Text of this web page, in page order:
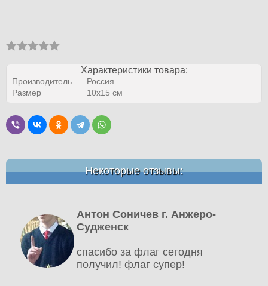
Характеристики товара:
Производитель
Россия
Размер
10х15 см
Некоторые отзывы:
Антон Соничев г. Анжеро-
Судженск
спасибо за флаг сегодня
получил! флаг супер!